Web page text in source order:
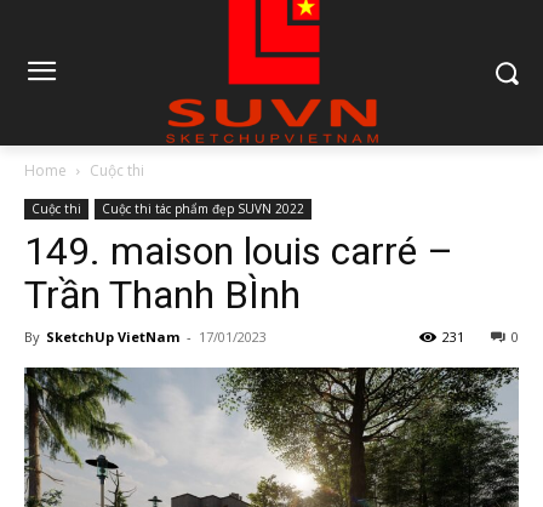
Home Cuộc thi
Cuộc thi Cuộc thi tác phẩm đẹp SUVN 2022
149. maison louis carré –
Trần Thanh BÌnh
By SketchUp VietNam - 17/01/2023 0
231